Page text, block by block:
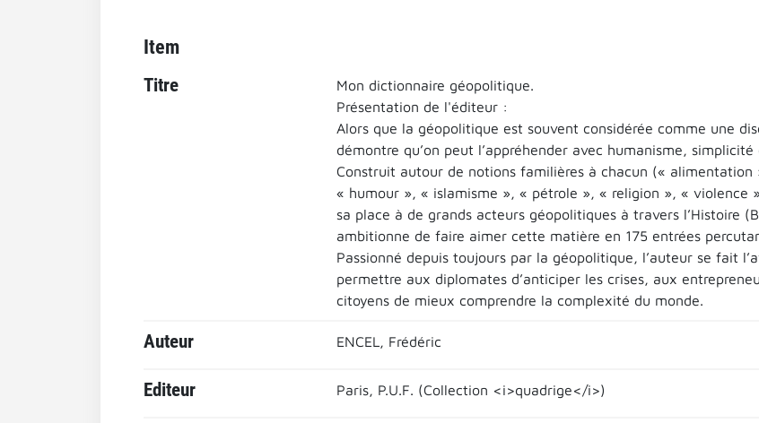
Item
Titre
Mon dictionnaire géopolitique.
Présentation de l'éditeur :
Alors que la géopolitique est souvent considérée comme une
démontre qu’on peut l’appréhender avec humanisme,
Construit autour de notions familières à chacun («
« humour », « islamisme », « pétrole », « religion », « violence
sa place à de grands acteurs géopolitiques à travers l’Histoire
ambitionne de faire aimer cette matière en 175 entrées
Passionné depuis toujours par la géopolitique, l’auteur se fait
permettre aux diplomates d’anticiper les crises, aux
citoyens de mieux comprendre la complexité du monde.
Auteur ENCEL, Frédéric
Editeur Paris, P.U.F. (Collection <i>quadrige</i>)